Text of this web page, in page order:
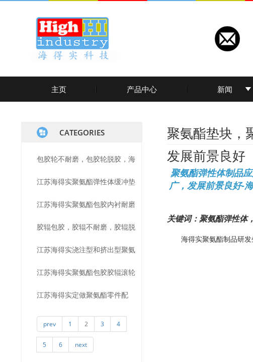
主页 产品中心 新闻
CATEGORIES
包胶轮不耐磨，包胶轮脱胶，海
得实聚氨酯包胶轮解决以上问
题，耐磨不脱胶
江苏海得实聚氨酯弹性体缓冲垫
减震，聚氨酯缓冲，聚氨酯减
震，聚氨酯弹性体，聚氨酯保护
套
江苏海得实聚氨酯包胶内衬耐磨
产品，聚氨酯包胶，聚氨酯内
衬，聚氨酯耐磨，聚氨酯产品
胶辊包胶，胶辊不耐磨，胶辊脱
胶，江苏海得实聚氨酯包胶，为
客户解决以上问题
江苏海得实浇注型和挤出型聚氨
酯产品
江苏海得实聚氨酯包胶胶辊滚轮
轧辊，聚氨酯包胶，聚氨酯胶
辊，聚氨酯滚轮，聚氨酯，聚氨
酯产品，定制聚氨酯
江苏海得实定做聚氨酯零件配
件，聚氨酯零件，聚氨酯配件，
聚氨酯产品，聚氨酯
prev 1 2 3 4
5 6 next
聚氨酯垫块，
发展前景良好
聚氨酯弹性体制品
广，发展前景良好-
关键词：聚氨酯弹性体
海得实聚氨酯制品研发